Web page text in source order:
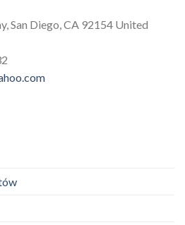
San Diego, CA 92154 United